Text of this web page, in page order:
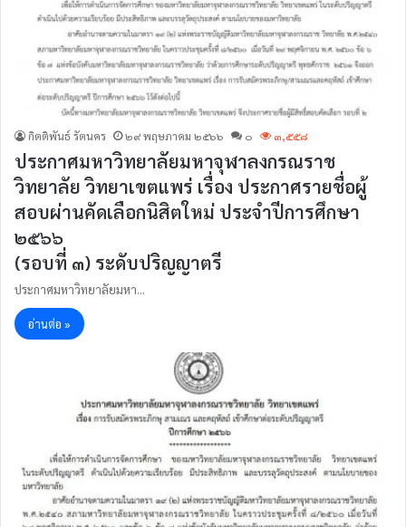
กิตติพันธ์ รัตนคร ๒๙ พฤษภาคม ๒๕๖๖ ๐ ๓,๕๕๘
ประกาศมหาวิทยาลัยมหาจุฬาลงกรณราช
วิทยาลัย วิทยาเขตแพร่ เรื่อง ประกาศรายชื่อผู้
สอบผ่านคัดเลือกนิสิตใหม่ ประจำปีการศึกษา
๒๕๖๖
(รอบที่ ๓) ระดับปริญญาตรี
ประกาศมหาวิทยาลัยมหา…
อ่านต่อ »